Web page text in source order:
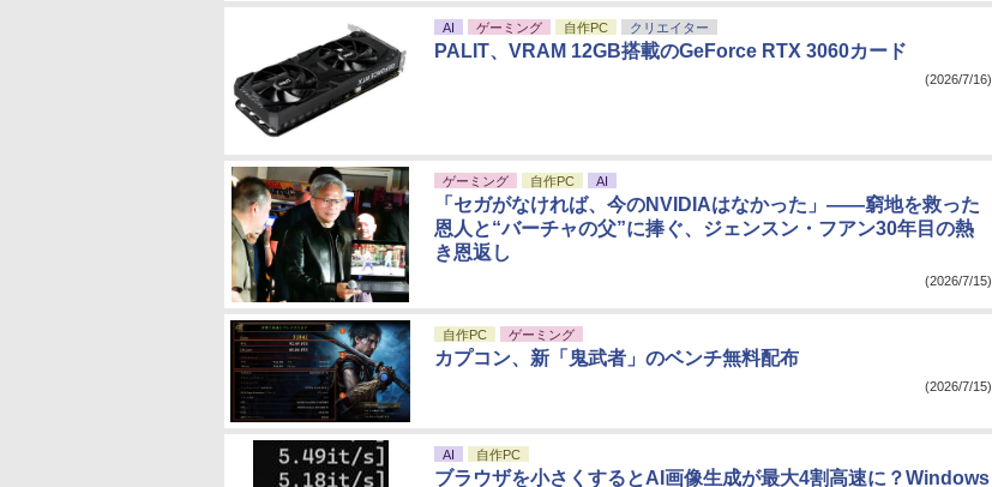
AI ゲーミング 自作PC クリエイター
PALIT、VRAM 12GB搭載のGeForce RTX 3060カード
(2026/7/16)
ゲーミング 自作PC AI
「セガがなければ、今のNVIDIAはなかった」――窮地を救った
恩人と“バーチャの父”に捧ぐ、ジェンスン・フアン30年目の熱
き恩返し
(2026/7/15)
自作PC ゲーミング
カプコン、新「鬼武者」のベンチ無料配布
(2026/7/15)
AI 自作PC
ブラウザを小さくするとAI画像生成が最大4割高速に？Windows